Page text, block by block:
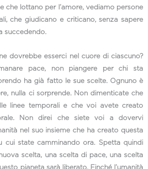
che lottano per l’amore, vediamo persone
che giudicano e criticano, senza sapere
succedendo.
dovrebbe esserci nel cuore di ciascuno?
pace, non piangere per chi sta
ha già fatto le sue scelte. Ognuno è
nulla ci sorprende. Non dimenticate che
linee temporali e che voi avete creato
Non direi che siete voi a dovervi
nel suo insieme che ha creato questa
cui state camminando ora. Spetta quindi
scelta, una scelta di pace, una scelta
pianeta sarà liberato. Finché l’umanità